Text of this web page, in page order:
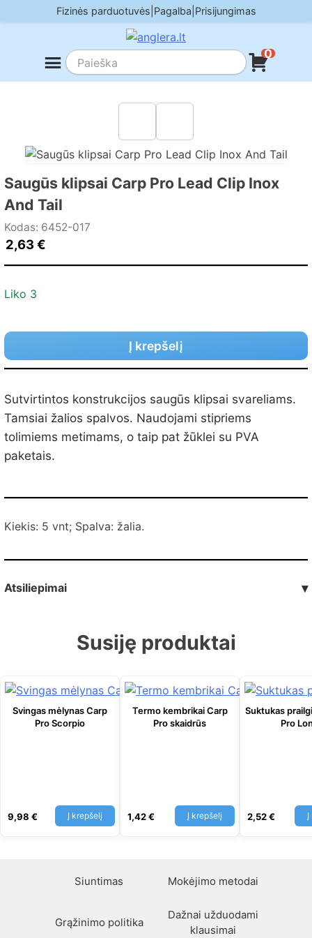
to
Fizinės parduotuvės Pagalba Prisijungimas
0
Saugūs klipsai Carp Pro Lead Clip Inox
And Tail
Kodas: 6452-017
2,63€
Liko 3
Į krepšelį
Sutvirtintos konstrukcijos saugūs klipsai svareliams.
Tamsiai žalios spalvos. Naudojami stipriems
tolimiems metimams, o taip pat žūklei su PVA
paketais.
Kiekis: 5 vnt; Spalva: žalia.
Atsiliepimai ▾
Susiję produktai
Svingas mėlynas Carp
Pro Scorpio
9,98 € Į krepšelį
Termo kembrikai Carp
Pro skaidrūs
1,42€ Į krepšelį
Suktukas
Pro
2,52€ Į
Siuntimas Mokėjimo metodai
Grąžinimo politika
Dažnai užduodami
klausimai